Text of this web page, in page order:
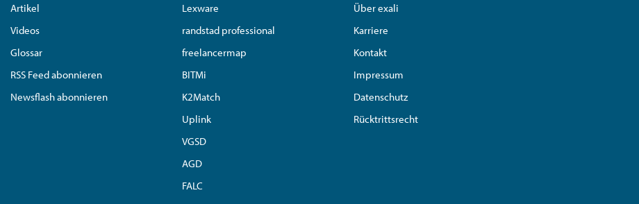
Artikel
Videos
Glossar
RSS Feed abonnieren
Newsflash abonnieren
Lexware
randstad professional
freelancermap
BITMi
K2Match
Uplink
VGSD
AGD
FALC
Über exali
Karriere
Kontakt
Impressum
Datenschutz
Rücktrittsrecht